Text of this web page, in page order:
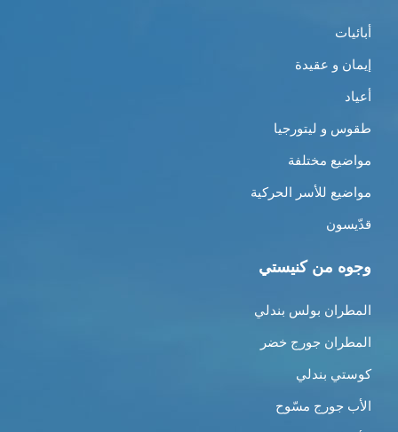
أبائيات
إيمان و عقيدة
أعياد
طقوس و ليتورجيا
مواضيع مختلفة
مواضيع للأسر الحركية
قدّيسون
وجوه من كنيستي
المطران بولس بندلي
المطران جورج خضر
كوستي بندلي
الأب جورج مسّوح